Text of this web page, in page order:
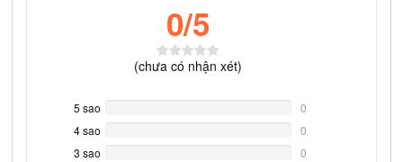
0/5
(chưa có nhận xét)
5 sao
Complete
0
4 sao
Complete
0
3 sao
0